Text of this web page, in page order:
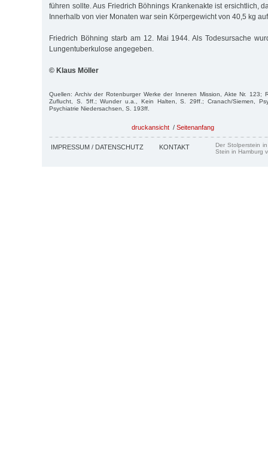
führen sollte. Aus Friedrich Böhnings Krankenakte ist ersichtlich,
Innerhalb von vier Monaten war sein Körpergewicht von 40,5 kg
Friedrich Böhning starb am 12. Mai 1944. Als Todesursache
Lungentuberkulose angegeben.
© Klaus Möller
Quellen: Archiv der Rotenburger Werke der Inneren Mission, Akte Nr. 123;
Zuflucht, S. 5ff.; Wunder u.a., Kein Halten, S. 29ff.; Cranach/Siemen,
Psychiatrie Niedersachsen, S. 193ff.
druckansicht / Seitenanfang
IMPRESSUM / DATENSCHUTZ KONTAKT
Der Stolperstein
Stein in Hamburg